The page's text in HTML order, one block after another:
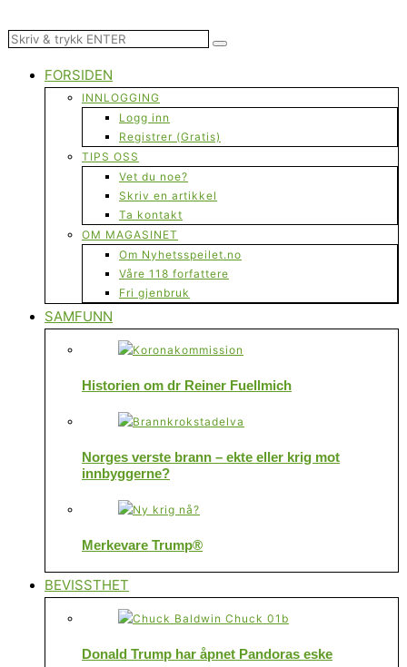
FORSIDEN
INNLOGGING
Logg inn
Registrer (Gratis)
TIPS OSS
Vet du noe?
Skriv en artikkel
Ta kontakt
OM MAGASINET
Om Nyhetsspeilet.no
Våre 118 forfattere
Fri gjenbruk
SAMFUNN
Historien om dr Reiner Fuellmich
Norges verste brann – ekte eller krig mot
innbyggerne?
Merkevare Trump®
BEVISSTHET
Donald Trump har åpnet Pandoras eske